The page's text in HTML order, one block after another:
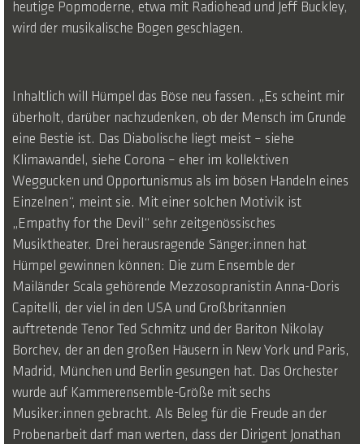
heutige Popmoderne, etwa mit Radiohead und Jeff Buckley,
wird der musikalische Bogen geschlagen.
Inhaltlich will Hümpel das Böse neu fassen. „Es scheint mir
überholt, darüber nachzudenken, ob der Mensch im Grunde
eine Bestie ist. Das Diabolische liegt meist – siehe
Klimawandel, siehe Corona – eher im kollektiven
Weggucken und Opportunismus als im bösen Handeln eines
Einzelnen“, meint sie. Mit einer solchen Motivik ist
„Empathy for the Devil“ sehr zeitgenössisches
Musiktheater. Drei herausragende Sänger:innen hat
Hümpel gewinnen können: Die zum Ensemble der
Mailänder Scala gehörende Mezzosopranistin Anna-Doris
Capitelli, der viel in den USA und Großbritannien
auftretende Tenor Ted Schmitz und der Bariton Nikolay
Borchev, der an den großen Häusern in New York und Paris,
Madrid, München und Berlin gesungen hat. Das Orchester
wurde auf Kammerensemble-Größe mit sechs
Musiker:innen gebracht. Als Beleg für die Freude an der
Probenarbeit darf man werten, dass der Dirigent Jonathan